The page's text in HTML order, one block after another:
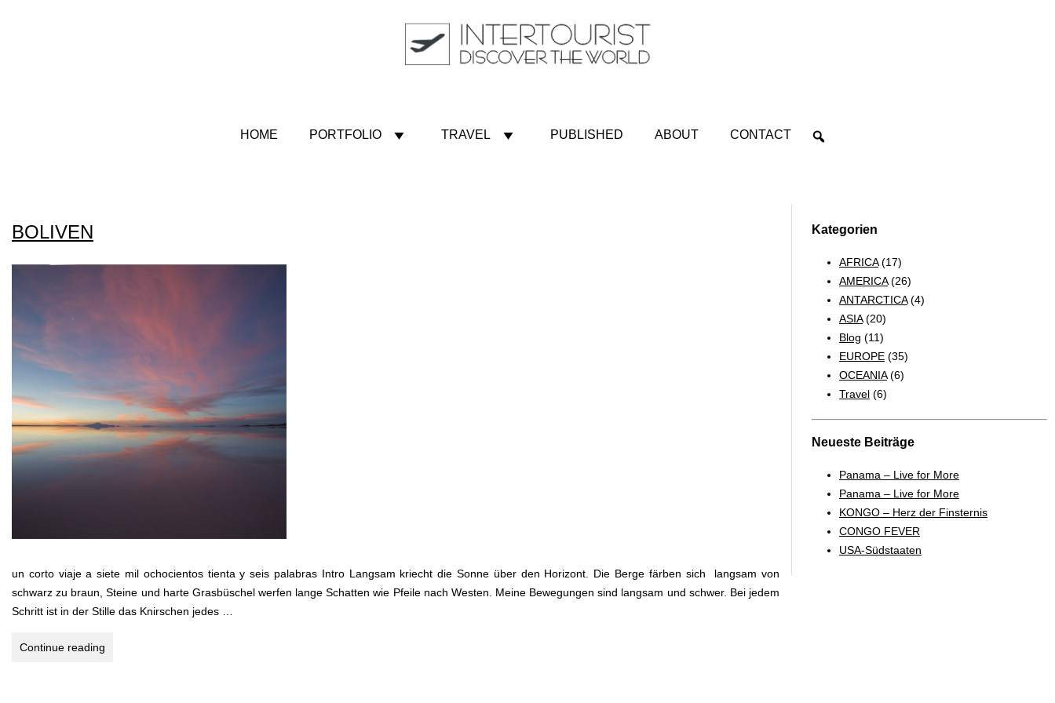
HOME PORTFOLIO TRAVEL PUBLISHED ABOUT CONTACT
BOLIVEN
un corto viaje a siete mil ochocientos tienta y seis palabras Intro Langsam kriecht die Sonne über den Horizont. Die Berge färben sich langsam von
schwarz zu braun, Steine und harte Grasbüschel werfen lange Schatten wie Pfeile nach Westen. Meine Bewegungen sind langsam und schwer. Bei jedem
Schritt ist in der Stille das Knirschen jedes …
Continue reading
Kategorien
AFRICA(17)
AMERICA(26)
ANTARCTICA(4)
ASIA(20)
Blog (11)
EUROPE (35)
OCEANIA(6)
Travel (6)
Neueste Beiträge
Panama – Live for More
Panama – Live for More
KONGO – Herz der Finsternis
CONGO FEVER
USA-Südstaaten